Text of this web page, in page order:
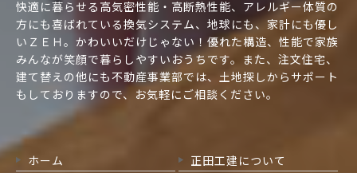
快適に暮らせる高気密性能・高断熱性能、アレルギー体質の
方にも喜ばれている換気システム、地球にも、家計にも優し
いＺＥＨ。かわいいだけじゃない！優れた構造、性能で家族
みんなが笑顔で暮らしやすいおうちです。また、注文住宅、
建て替えの他にも不動産事業部では、土地探しからサポート
もしておりますので、お気軽にご相談ください。
ホーム 正田工建について